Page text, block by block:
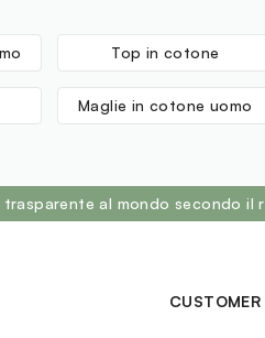
Top in cotone
Maglie in cotone uomo
al mondo secondo il